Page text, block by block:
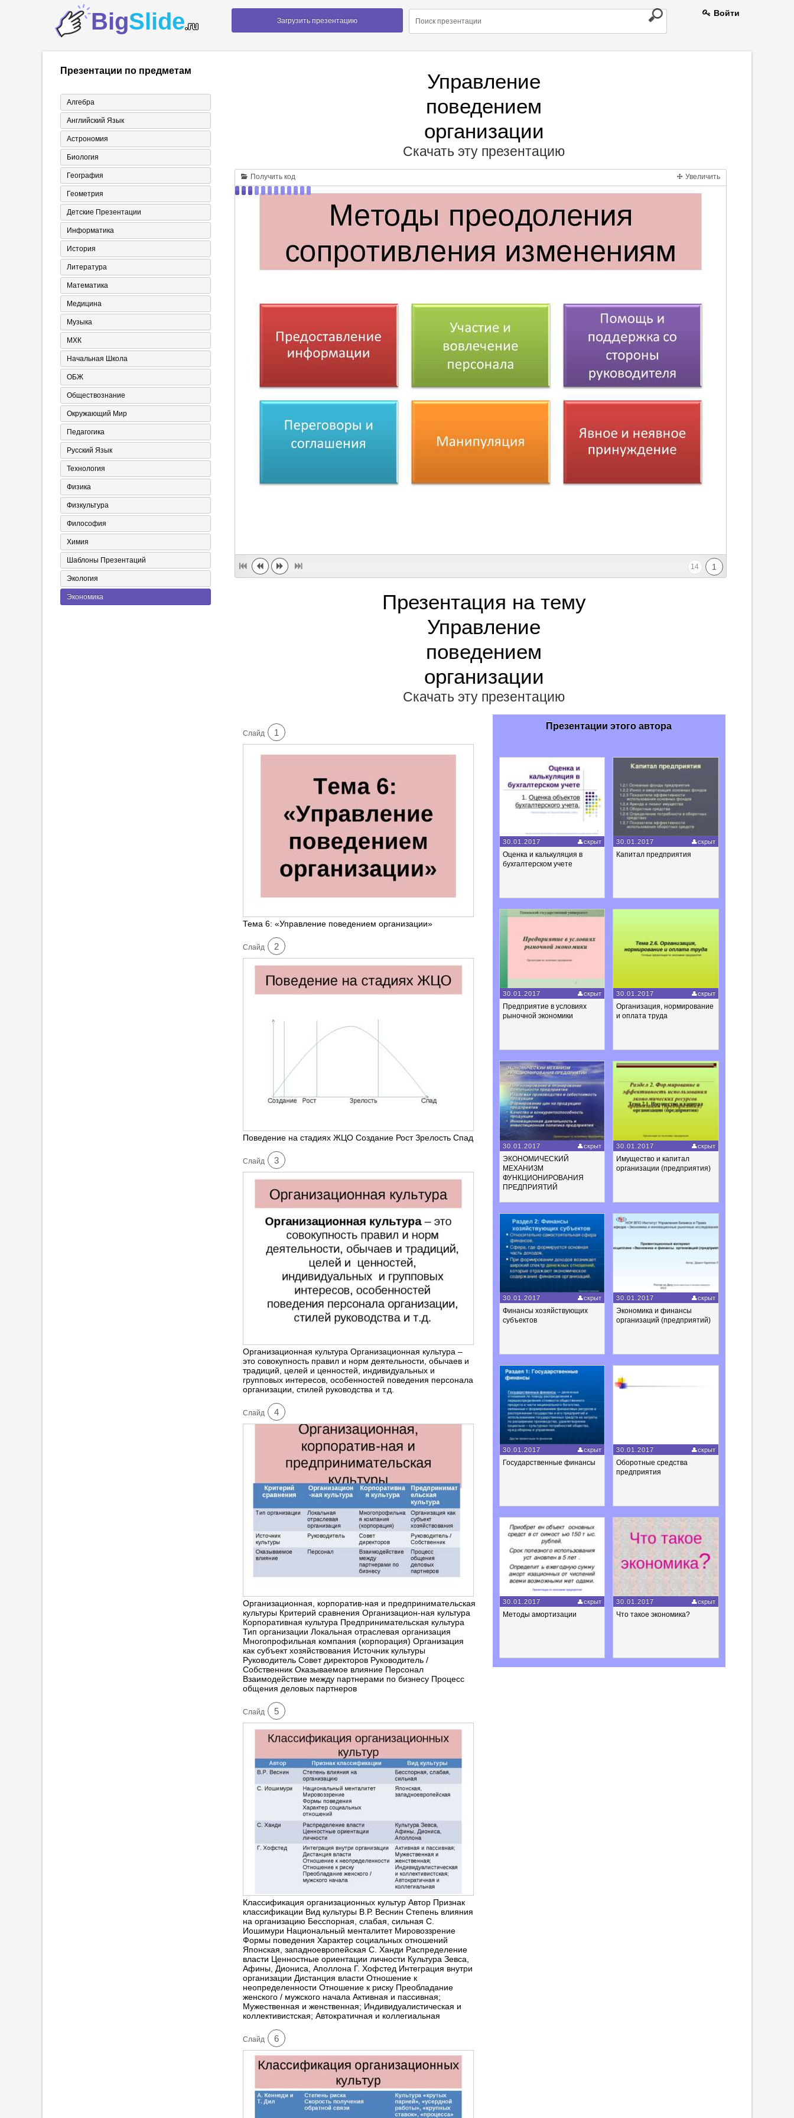
BigSlide.ru Загрузить презентацию
Войти
Презентации по предметам
Алгебра
Английский Язык
Астрономия
Биология
География
Геометрия
Детские Презентации
Информатика
История
Литература
Математика
Медицина
Музыка
МХК
Начальная Школа
ОБЖ
Обществознание
Окружающий Мир
Педагогика
Русский Язык
Технология
Физика
Физкультура
Философия
Химия
Шаблоны Презентаций
Экология
Экономика
Управление
поведением
организации
Скачать эту презентацию
Получить код Увеличить
1
14
Презентация на тему
Управление
поведением
организации
Скачать эту презентацию
Cлайд 1
Тема 6: «Управление поведением организации»
Cлайд 2
Поведение на стадиях ЖЦО Создание Рост Зрелость Спад
Cлайд 3
Организационная культура Организационная культура –
это совокупность правил и норм деятельности, обычаев и
традиций, целей и ценностей, индивидуальных и
групповых интересов, особенностей поведения персонала
организации, стилей руководства и т.д.
Cлайд 4
Организационная, корпоратив-ная и предпринимательская
культуры Критерий сравнения Организацион-ная культура
Корпоративная культура Предпринимательская культура
Тип организации Локальная отраслевая организация
Многопрофильная компания (корпорация) Организация
как субъект хозяйствования Источник культуры
Руководитель Совет директоров Руководитель /
Собственник Оказываемое влияние Персонал
Взаимодействие между партнерами по бизнесу Процесс
общения деловых партнеров
Cлайд 5
Классификация организационных культур Автор Признак
классификации Вид культуры В.Р. Веснин Степень влияния
на организацию Бесспорная, слабая, сильная С.
Иошимури Национальный менталитет Мировоззрение
Формы поведения Характер социальных отношений
Японская, западноевропейская С. Ханди Распределение
власти Ценностные ориентации личности Культура Зевса,
Афины, Диониса, Аполлона Г. Хофстед Интеграция внутри
организации Дистанция власти Отношение к
неопределенности Отношение к риску Преобладание
женского / мужского начала Активная и пассивная;
Мужественная и женственная; Индивидуалистическая и
коллективистская; Автократичная и коллегиальная
Cлайд 6
Презентации этого автора
30.01.2017 скрыт
Оценка и калькуляция в
бухгалтерском учете
30.01.2017 скрыт
Капитал предприятия
30.01.2017 скрыт
Предприятие в условиях
рыночной экономики
30.01.2017 скрыт
Организация, нормирование
и оплата труда
30.01.2017 скрыт
ЭКОНОМИЧЕСКИЙ
МЕХАНИЗМ
ФУНКЦИОНИРОВАНИЯ
ПРЕДПРИЯТИЙ
30.01.2017 скрыт
Имущество и капитал
организации (предприятия)
30.01.2017 скрыт
Финансы хозяйствующих
субъектов
30.01.2017 скрыт
Экономика и финансы
организаций (предприятий)
30.01.2017 скрыт
Государственные финансы
30.01.2017 скрыт
Оборотные средства
предприятия
30.01.2017 скрыт
Методы амортизации
30.01.2017 скрыт
Что такое экономика?